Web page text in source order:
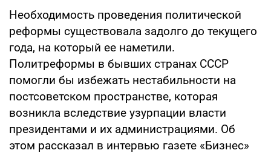
Необходимость проведения политической
реформы существовала задолго до текущего
года, на который ее наметили.
Политреформы в бывших странах СССР
помогли бы избежать нестабильности на
постсоветском пространстве, которая
возникла вследствие узурпации власти
президентами и их администрациями. Об
этом рассказал в интервью газете «Бизнес»